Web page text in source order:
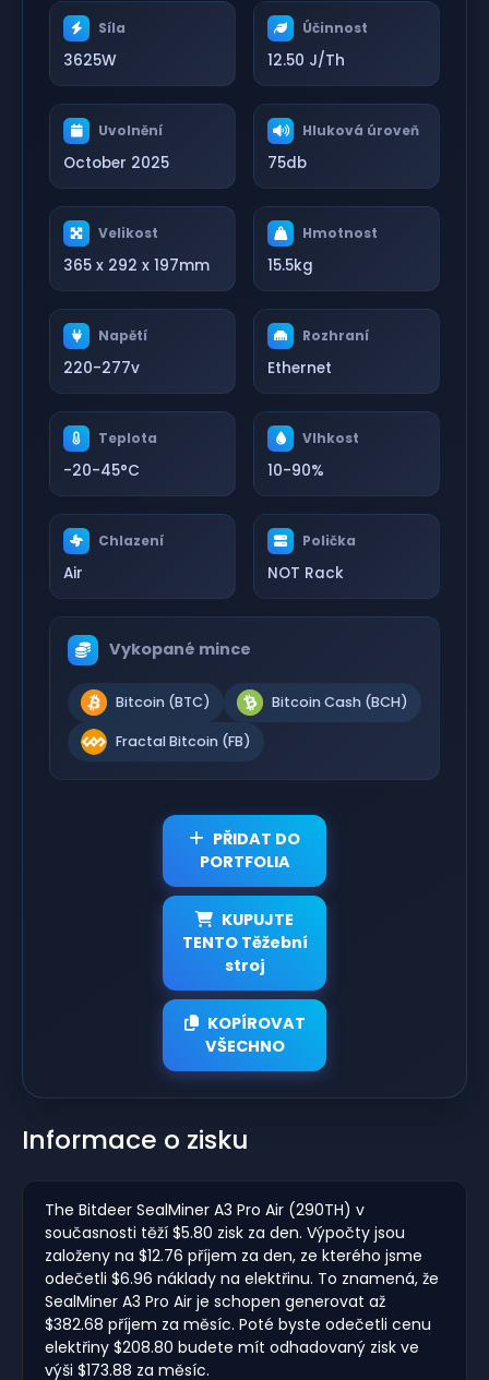
Síla
3625W
Účinnost
12.50 J/Th
Uvolnění
October 2025
Hluková úroveň
75db
Velikost
365 x 292 x 197mm
Hmotnost
15.5kg
Napětí
220-277v
Rozhraní
Ethernet
Teplota
-20-45°C
Vlhkost
10-90%
Chlazení
Air
Polička
NOT Rack
Vykopané mince
Bitcoin (BTC) Bitcoin Cash (BCH)
Fractal Bitcoin (FB)
PŘIDAT DO
PORTFOLIA
KUPUJTE
TENTO Těžební
stroj
KOPÍROVAT
VŠECHNO
Informace o zisku
The Bitdeer SealMiner A3 Pro Air (290TH) v
současnosti těží $5.80 zisk za den. Výpočty jsou
založeny na $12.76 příjem za den, ze kterého jsme
odečetli $6.96 náklady na elektřinu. To znamená, že
SealMiner A3 Pro Air je schopen generovat až
$382.68 příjem za měsíc. Poté byste odečetli cenu
elektřiny $208.80 budete mít odhadovaný zisk ve
výši $173.88 za měsíc.